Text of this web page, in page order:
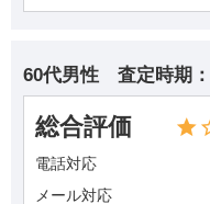
60代男性 査定時期：
総合評価
電話対応
メール対応